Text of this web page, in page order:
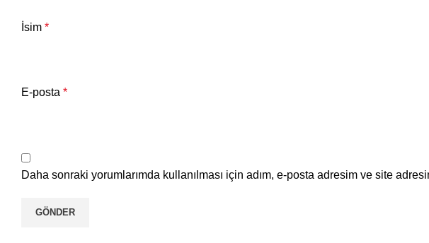
İsim *
E-posta *
Daha sonraki yorumlarımda kullanılması için adım, e-posta adresim ve site